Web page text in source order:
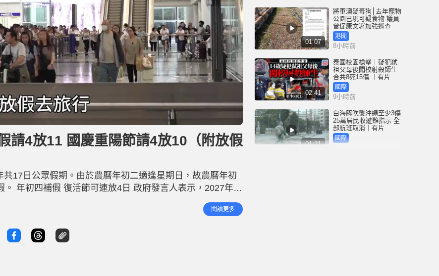
請4放11 國慶重陽節請4放10（附放假
17日公眾假期。由於農曆年初二適逢星期日，故農曆年初
年初四補假 復活節可連放4日 政府發言人表示，2027年的
。根據假期列表，勞動節及聖誕節均在星期六，而農曆新年
日 日期 日子 一月一日 1月1日 星期五
閱讀更多
01:07
將軍澳疑毒狗│去年寵物
公園已現可疑食物 議員
曾促康文署加強巡查
港聞
8小時前
02:41
泰國校園槍擊｜疑犯弒
祖父母後闖校射殺師生
合共8死15傷 ︱有片
國際
9小時前
01:21
白海豚吹襲沖繩至少3傷
25萬居民收避難指示 全
部航班取消｜有片
國際